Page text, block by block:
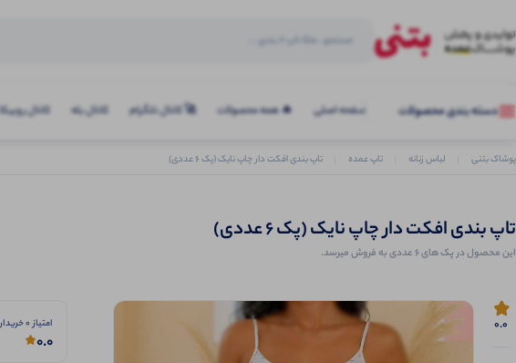
دسته بندی محصولات صفحه اصلی 🔥 همه محصولات 🚀 کانال تلگرام کانال بله کانال روبیکا
پوشاک بتنی لباس زنانه تاپ عمده تاپ بندی افکت دار چاپ نایک (پک 6 عددی)
تاپ بندی افکت دار چاپ نایک (پک 6 عددی)
این محصول در پک های 6 عددی به فروش میرسد.
0.0 امتیاز 0 خریدار
0.0